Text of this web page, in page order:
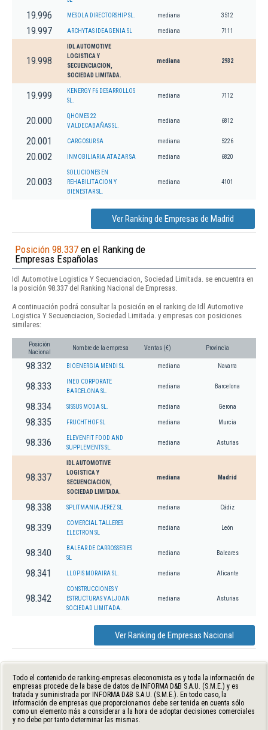
19.996 MESOLA DIRECTORSHIP SL. mediana 3512
19.997 ARCHYTAS IDEAGENIA SL mediana 7111
19.998
IDL AUTOMOTIVE
LOGISTICA Y
SECUENCIACION,
SOCIEDAD LIMITADA.
mediana 2932
19.999
KENERGY F6 DESARROLLOS
SL.
mediana 7112
20.000
QHOMES 22
VALDECABAÑAS SL.
mediana 6812
20.001 CARGOSUR SA mediana 5226
20.002 INMOBILIARIA ATAZAR SA mediana 6820
20.003
SOLUCIONES EN
REHABILITACION Y
BIENESTAR SL.
mediana 4101
Ver Ranking de Empresas de Madrid
Posición 98.337 en el Ranking de
Empresas Españolas
Idl Automotive Logistica Y Secuenciacion, Sociedad Limitada. se encuentra en
la posición 98.337 del Ranking Nacional de Empresas.
A continuación podrá consultar la posición en el ranking de Idl Automotive
Logistica Y Secuenciacion, Sociedad Limitada. y empresas con posiciones
similares:
Posición
Nacional
Nombre de la empresa Ventas (€) Provincia
98.332 BIOENERGIA MENDI SL mediana Navarra
98.333
INEO CORPORATE
BARCELONA SL.
mediana Barcelona
98.334 SISSUS MODA SL. mediana Gerona
98.335 FRUCHTHOF SL mediana Murcia
98.336
ELEVENFIT FOOD AND
SUPPLEMENTS SL.
mediana Asturias
98.337
IDL AUTOMOTIVE
LOGISTICA Y
SECUENCIACION,
SOCIEDAD LIMITADA.
mediana Madrid
98.338 SPLITMANIA JEREZ SL mediana Cádiz
98.339
COMERCIAL TALLERES
ELECTRON SL
mediana León
98.340
BALEAR DE CARROSSERIES
SL
mediana Baleares
98.341 LLOPIS MORAIRA SL. mediana Alicante
98.342
CONSTRUCCIONES Y
ESTRUCTURAS VALJOAN
SOCIEDAD LIMITADA.
mediana Asturias
Ver Ranking de Empresas Nacional
Todo el contenido de ranking-empresas.eleconomista.es y toda la información de
empresas procede de la base de datos de INFORMA D&B S.A.U. (S.M.E.) y es
tratada y suministrada por INFORMA D&B S.A.U. (S.M.E.). En todo caso, la
información de empresas que proporcionamos debe ser tenida en cuenta sólo
como un elemento más a considerar a la hora de adoptar decisiones comerciales
y no debe por tanto determinar las mismas.